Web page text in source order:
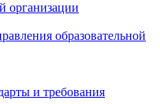
организации
образовательной
и требования